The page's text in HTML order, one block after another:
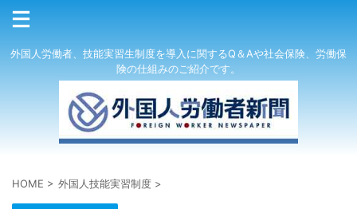
外国人労働者、技能実習生制度を導入に関するQ＆Aや社会保険、労働保
険の仕組みのご紹介です。
HOME > 外国人技能実習制度 >